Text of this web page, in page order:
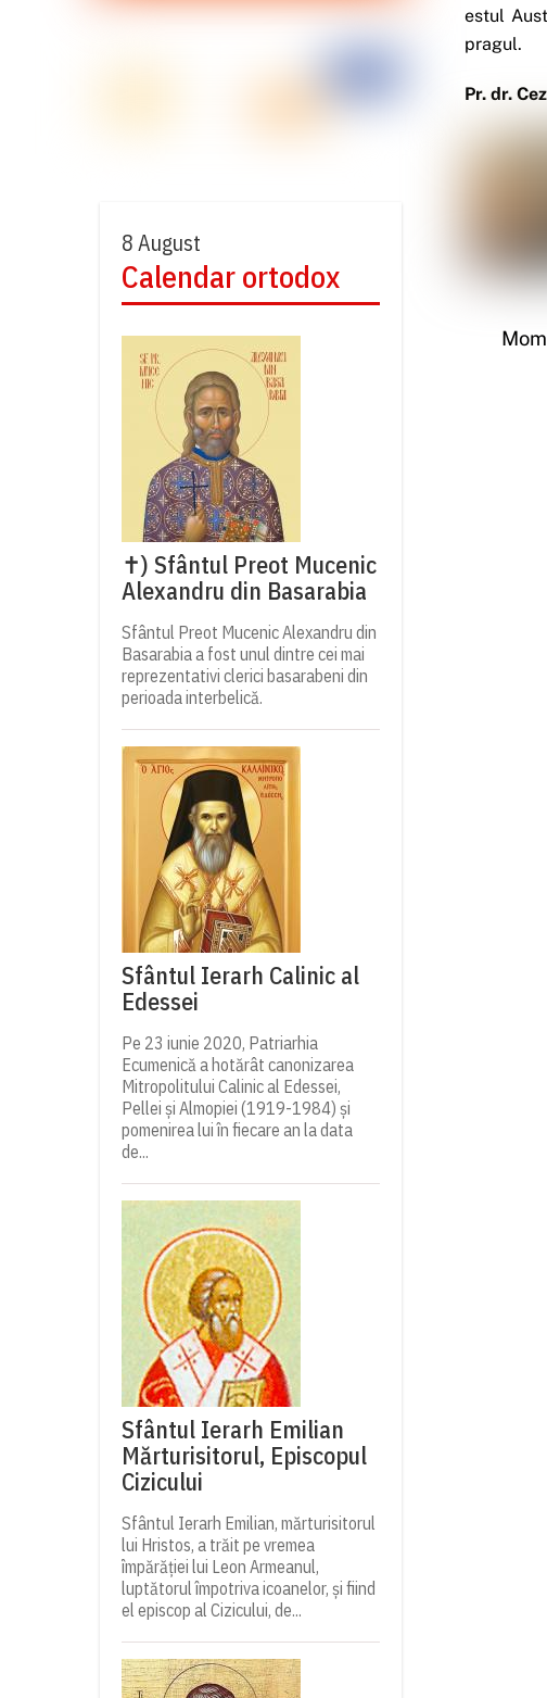
estul
pragul.
Pr. dr.
8 August
Calendar ortodox
✝) Sfântul Preot Mucenic
Alexandru din Basarabia
Sfântul Preot Mucenic Alexandru din
Basarabia a fost unul dintre cei mai
reprezentativi clerici basarabeni din
perioada interbelică.
Sfântul Ierarh Calinic al
Edessei
Pe 23 iunie 2020, Patriarhia
Ecumenică a hotărât canonizarea
Mitropolitului Calinic al Edessei,
Pellei și Almopiei (1919-1984) și
pomenirea lui în fiecare an la data
de...
Sfântul Ierarh Emilian
Mărturisitorul, Episcopul
Cizicului
Sfântul Ierarh Emilian, mărturisitorul
lui Hristos, a trăit pe vremea
împărăției lui Leon Armeanul,
luptătorul împotriva icoanelor, și fiind
el episcop al Cizicului, de...